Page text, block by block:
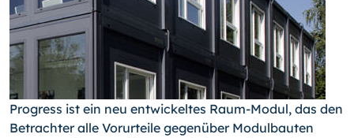
Progress ist ein neu entwickeltes Raum-Modul, das den
Betrachter alle Vorurteile gegenüber Modulbauten